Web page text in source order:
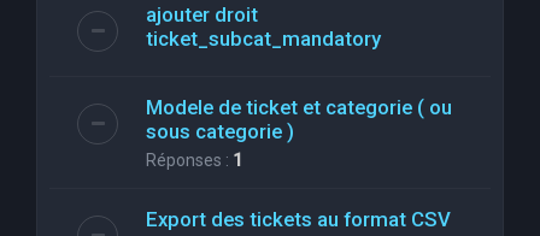
ajouter droit
ticket_subcat_mandatory
Modele de ticket et categorie ( ou
sous categorie )
Réponses : 1
Export des tickets au format CSV